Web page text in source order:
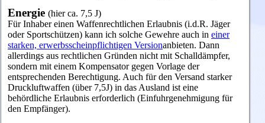
Energie (hier ca. 7,5 J)
Für Inhaber einen Waffenrechtlichen Erlaubnis (i.d.R. Jäger
oder Sportschützen) kann ich solche Gewehre auch in einer
starken, erwerbsscheinpflichtigen Versionanbieten. Dann
allerdings aus rechtlichen Gründen nicht mit Schalldämpfer,
sondern mit einem Kompensator gegen Vorlage der
entsprechenden Berechtigung. Auch für den Versand starker
Druckluftwaffen (über 7,5J) in das Ausland ist eine
behördliche Erlaubnis erforderlich (Einfuhrgenehmigung für
den Empfänger).